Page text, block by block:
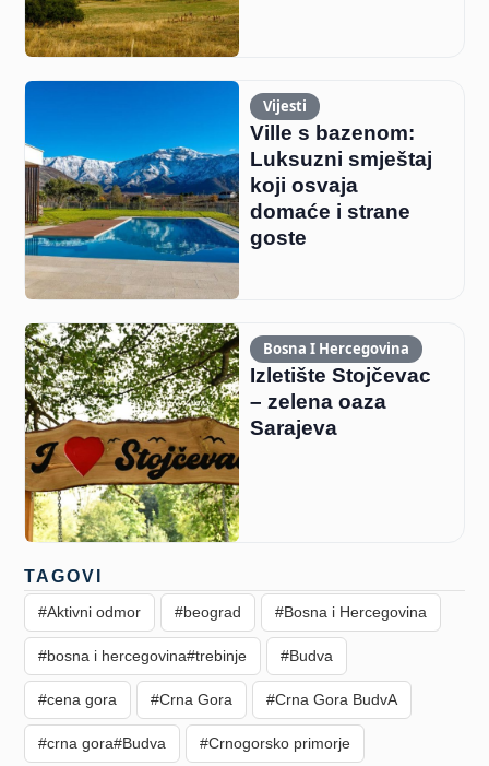
Vijesti
Ville s bazenom:
Luksuzni smještaj
koji osvaja
domaće i strane
goste
Bosna I Hercegovina
Izletište Stojčevac
– zelena oaza
Sarajeva
TAGOVI
#Aktivni odmor #beograd #Bosna i Hercegovina
#bosna i hercegovina#trebinje #Budva
#cena gora #Crna Gora #Crna Gora BudvA
#crna gora#Budva #Crnogorsko primorje